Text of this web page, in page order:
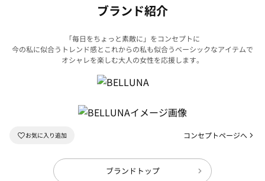
ブランド紹介
「毎日をちょっと素敵に」をコンセプトに
今の私に似合うトレンド感とこれからの私も似合うベーシックなアイテムで
オシャレを楽しむ大人の女性を応援します。
コンセプトページへ
ブランドトップ